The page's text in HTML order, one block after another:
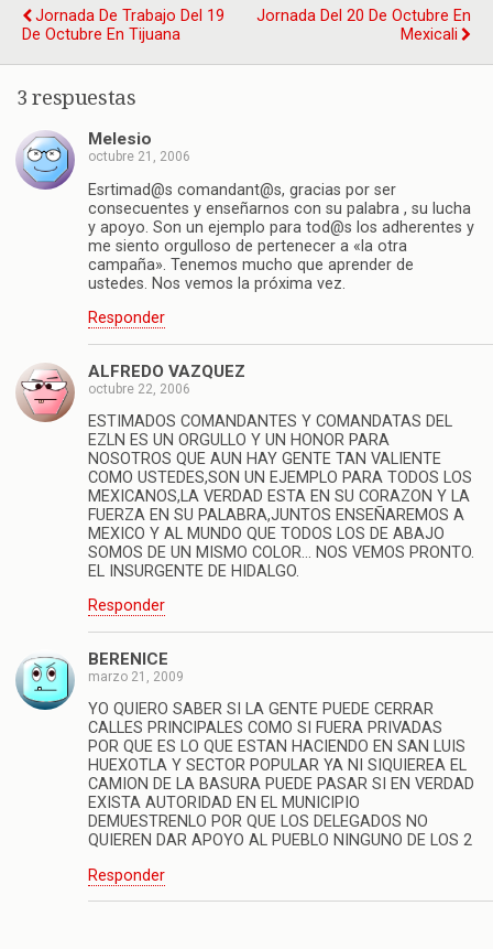
Jornada De Trabajo Del 19
De Octubre En Tijuana
Jornada Del 20 De Octubre En
Mexicali
3 respuestas
Melesio
octubre 21, 2006
Esrtimad@s comandant@s, gracias por ser
consecuentes y enseñarnos con su palabra , su lucha
y apoyo. Son un ejemplo para tod@s los adherentes y
me siento orgulloso de pertenecer a «la otra
campaña». Tenemos mucho que aprender de
ustedes. Nos vemos la próxima vez.
Responder
ALFREDO VAZQUEZ
octubre 22, 2006
ESTIMADOS COMANDANTES Y COMANDATAS DEL
EZLN ES UN ORGULLO Y UN HONOR PARA
NOSOTROS QUE AUN HAY GENTE TAN VALIENTE
COMO USTEDES,SON UN EJEMPLO PARA TODOS LOS
MEXICANOS,LA VERDAD ESTA EN SU CORAZON Y LA
FUERZA EN SU PALABRA,JUNTOS ENSEÑAREMOS A
MEXICO Y AL MUNDO QUE TODOS LOS DE ABAJO
SOMOS DE UN MISMO COLOR… NOS VEMOS PRONTO.
EL INSURGENTE DE HIDALGO.
Responder
BERENICE
marzo 21, 2009
YO QUIERO SABER SI LA GENTE PUEDE CERRAR
CALLES PRINCIPALES COMO SI FUERA PRIVADAS
POR QUE ES LO QUE ESTAN HACIENDO EN SAN LUIS
HUEXOTLA Y SECTOR POPULAR YA NI SIQUIEREA EL
CAMION DE LA BASURA PUEDE PASAR SI EN VERDAD
EXISTA AUTORIDAD EN EL MUNICIPIO
DEMUESTRENLO POR QUE LOS DELEGADOS NO
QUIEREN DAR APOYO AL PUEBLO NINGUNO DE LOS 2
Responder